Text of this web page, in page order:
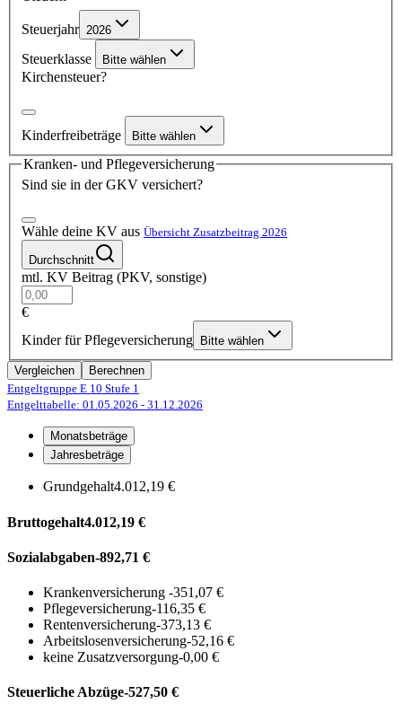
Steuerjahr 2026
Steuerklasse Bitte wählen
Kirchensteuer?
Kinderfreibeträge Bitte wählen
Kranken- und Pflegeversicherung
Sind sie in der GKV versichert?
Wähle deine KV aus Übersicht Zusatzbeitrag 2026
Durchschnitt
mtl. KV Beitrag (PKV, sonstige)
€
Kinder für Pflegeversicherung
Bitte wählen
Vergleichen
Berechnen
Entgeltgruppe E 10 Stufe 1
Entgelttabelle: 01.05.2026 - 31.12.2026
Monatsbeträge
Jahresbeträge
Grundgehalt4.012,19 €
Bruttogehalt4.012,19 €
Sozialabgaben-892,71 €
Krankenversicherung -351,07 €
Pflegeversicherung-116,35 €
Rentenversicherung-373,13 €
Arbeitslosenversicherung-52,16 €
keine Zusatzversorgung-0,00 €
Steuerliche Abzüge-527,50 €